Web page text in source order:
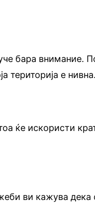
бара внимание.
територија е
ќе искористи
ви кажува дека